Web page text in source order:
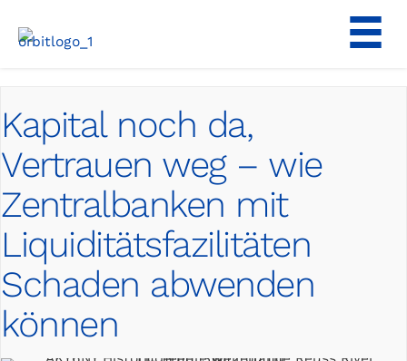
Kapital noch da,
Vertrauen weg – wie
Zentralbanken mit
Liquiditätsfazilitäten
Schaden abwenden
können